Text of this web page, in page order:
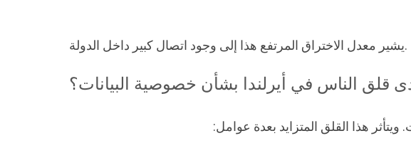
يشير معدل الاختراق المرتفع هذا إلى وجود اتصال كبير داخل الدولة.
قلق الناس في أيرلندا بشأن خصوصية البيانات؟
هذا القلق المتزايد بعدة عوامل: